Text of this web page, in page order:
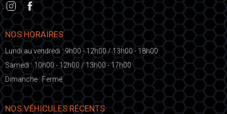
NOS HORAIRES
Lundi au vendredi : 9h00 - 12h00 / 13h00 - 18h00
Samedi : 10h00 - 12h00 / 13h00 - 17h00
Dimanche : Fermé
NOS VÉHICULES RÉCENTS